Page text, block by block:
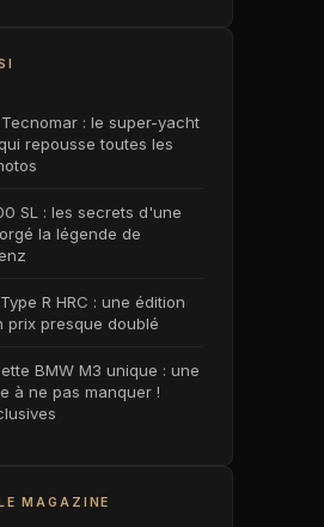
: le super-yacht
repousse toutes les
SL : les secrets d'une
la légende de
R HRC : une édition
prix presque doublé
BMW M3 unique : une
à ne pas manquer !
MAGAZINE